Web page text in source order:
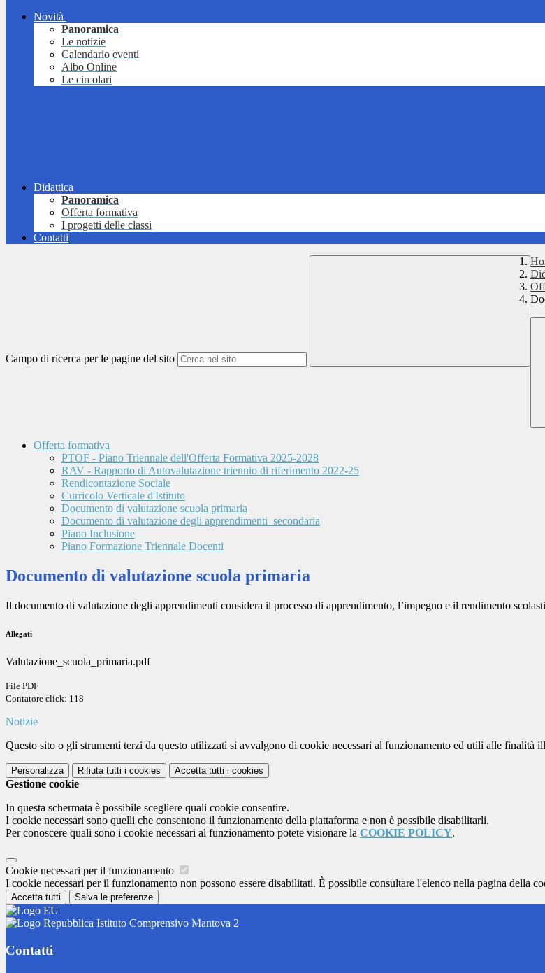
Novità
Panoramica
Le notizie
Calendario eventi
Albo Online
Le circolari
Didattica
Panoramica
Offerta formativa
I progetti delle classi
Contatti
Campo di ricerca per le pagine del sito
Offerta formativa
PTOF - Piano Triennale dell'Offerta Formativa 2025-2028
RAV - Rapporto di Autovalutazione triennio di riferimento 2022-25
Rendicontazione Sociale
Curricolo Verticale d'Istituto
Documento di valutazione scuola primaria
Documento di valutazione degli apprendimenti_secondaria
Piano Inclusione
Piano Formazione Triennale Docenti
Documento di valutazione scuola primaria
Il documento di valutazione degli apprendimenti considera il processo di apprendimento, l’impegno e il rendimento
Allegati
Valutazione_scuola_primaria.pdf
File PDF
Contatore click: 118
Notizie
Questo sito o gli strumenti terzi da questo utilizzati si avvalgono di cookie necessari al funzionamento ed utili alle finalità
Personalizza Rifiuta tutti i cookies Accetta tutti i cookies
Gestione cookie
In questa schermata è possibile scegliere quali cookie consentire.
I cookie necessari sono quelli che consentono il funzionamento della piattaforma e non è possibile disabilitarli.
Per conoscere quali sono i cookie necessari al funzionamento potete visionare la COOKIE POLICY.
Cookie necessari per il funzionamento
I cookie necessari per il funzionamento non possono essere disabilitati. È possibile consultare l'elenco nella pagina della
Accetta tutti Salva le preferenze
Istituto Comprensivo Mantova 2
Contatti